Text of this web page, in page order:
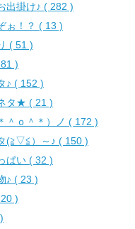
出掛け♪ ( 282 )
ぉ！？ ( 13 )
( 51 )
)
♪ ( 152 )
タ★ ( 21 )
＾ｏ＾＊）ノ ( 172 )
(≧▽≦）～♪ ( 150 )
ぱい ( 32 )
♪ ( 23 )
)